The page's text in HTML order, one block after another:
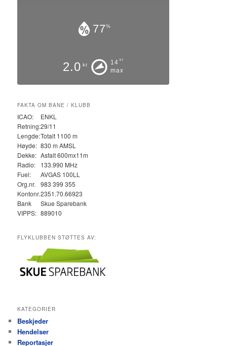
77%
2.0 kt 14 kt
max
FAKTA OM BANE / KLUBB
ICAO:
ENKL
Retning:29/11
Lengde:Totalt 1100 m
Høyde: 830 m AMSL
Dekke: Asfalt 600mx11m
Radio:
133.990 MHz
Fuel:
AVGAS 100LL
Org.nr.
983 399 355
Kontonr.2351.70.66923
Bank
Skue Sparebank
VIPPS: 889010
FLYKLUBBEN STØTTES AV:
KATEGORIER
Beskjeder
Hendelser
Reportasjer